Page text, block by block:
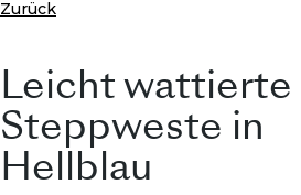
Zurück
Leicht wattierte
Steppweste in
Hellblau